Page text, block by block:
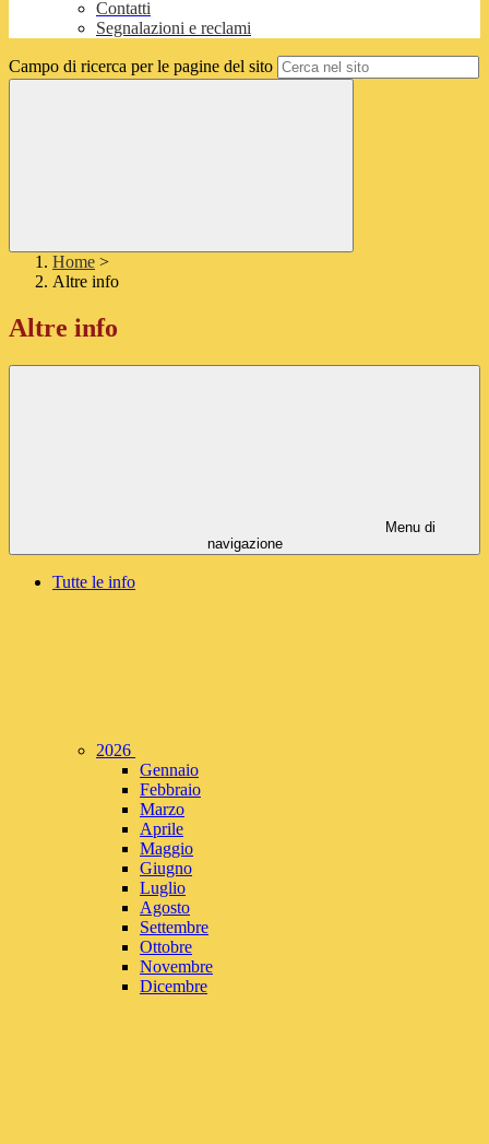
Contatti
Segnalazioni e reclami
Campo di ricerca per le pagine del sito
Home >
Altre info
Altre info
Menu di
navigazione
Tutte le info
2026
Gennaio
Febbraio
Marzo
Aprile
Maggio
Giugno
Luglio
Agosto
Settembre
Ottobre
Novembre
Dicembre